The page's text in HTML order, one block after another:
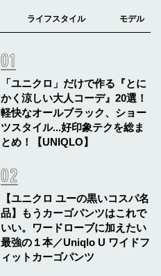
「ユニクロ」だけで作る『とに
かく涼しい大人コーデ』20選！
軽快なオールブラック、ショー
ツスタイル...好印象テクを総ま
とめ！【UNIQLO】
【ユニクロ ユーの黒いコスパ名
品】もうカーゴパンツはこれで
いい。ワードローブに加えたい
最強の１本／Uniqlo U ワイドフ
ィットカーゴパンツ